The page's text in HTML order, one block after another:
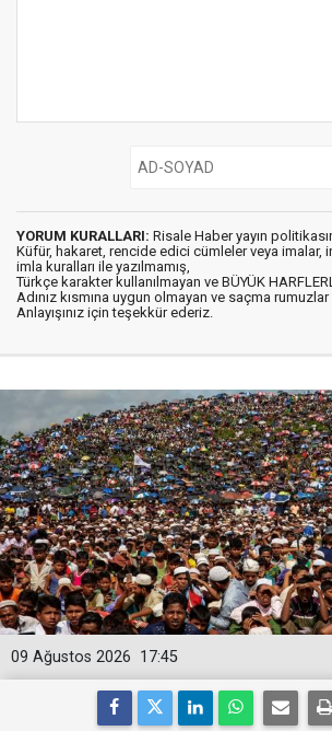
YORUM KURALLARI: Risale Haber yayın
Küfür, hakaret, rencide edici cümleler veya imalar,
imla kuralları ile yazılmamış,
Türkçe karakter kullanılmayan ve BÜYÜK
Adınız kısmına uygun olmayan ve saçma
Anlayışınız için teşekkür ederiz.
17:45
09 Ağustos 2026